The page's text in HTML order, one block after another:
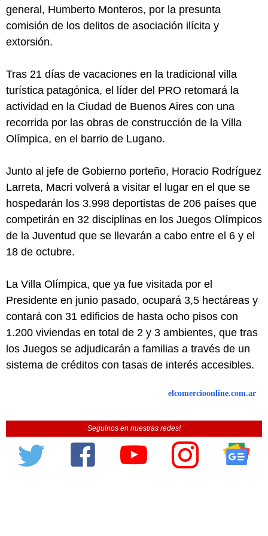
general, Humberto Monteros, por la presunta
comisión de los delitos de asociación ilícita y
extorsión.
Tras 21 días de vacaciones en la tradicional villa
turística patagónica, el líder del PRO retomará la
actividad en la Ciudad de Buenos Aires con una
recorrida por las obras de construcción de la Villa
Olímpica, en el barrio de Lugano.
Junto al jefe de Gobierno porteño, Horacio Rodríguez
Larreta, Macri volverá a visitar el lugar en el que se
hospedarán los 3.998 deportistas de 206 países que
competirán en 32 disciplinas en los Juegos Olímpicos
de la Juventud que se llevarán a cabo entre el 6 y el
18 de octubre.
La Villa Olímpica, que ya fue visitada por el
Presidente en junio pasado, ocupará 3,5 hectáreas y
contará con 31 edificios de hasta ocho pisos con
1.200 viviendas en total de 2 y 3 ambientes, que tras
los Juegos se adjudicarán a familias a través de un
sistema de créditos con tasas de interés accesibles.
elcomercioonline.com.ar
Seguinos en nuestras redes!